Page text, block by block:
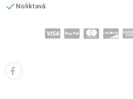
 Noliktavā